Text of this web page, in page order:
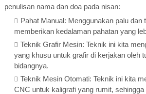
penulisan nama dan doa pada nisan:
Pahat Manual: Menggunakan palu dan
memberikan kedalaman pahatan yang
Teknik Grafir Mesin: Teknik ini kita
yang khusu untuk grafir di kerjakan oleh
bidangnya.
Teknik Mesin Otomati: Teknik ini kita
CNC untuk kaligrafi yang rumit,